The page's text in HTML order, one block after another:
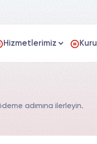
Hizmetlerimiz
adımına ilerleyin.